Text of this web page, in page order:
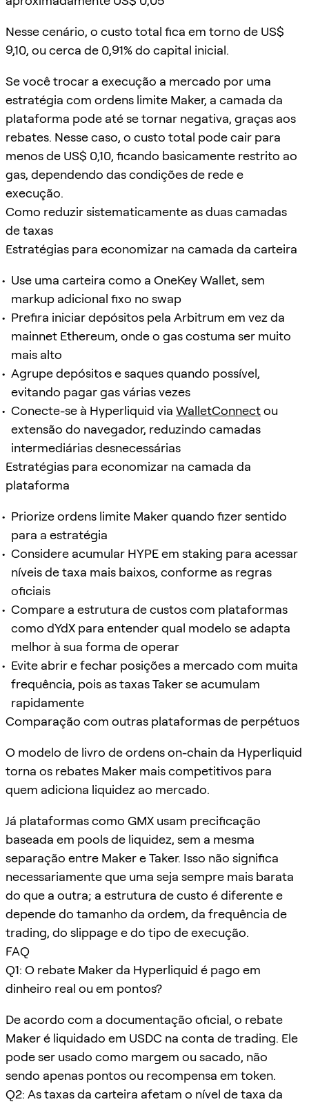
Nesse cenário, o custo total fica em torno de US$
9,10, ou cerca de 0,91% do capital inicial.
Se você trocar a execução a mercado por uma
estratégia com ordens limite Maker, a camada da
plataforma pode até se tornar negativa, graças aos
rebates. Nesse caso, o custo total pode cair para
menos de US$ 0,10, ficando basicamente restrito ao
gas, dependendo das condições de rede e
execução.
Como reduzir sistematicamente as duas camadas
de taxas
Estratégias para economizar na camada da carteira
Use uma carteira como a OneKey Wallet, sem
markup adicional fixo no swap
Prefira iniciar depósitos pela Arbitrum em vez da
mainnet Ethereum, onde o gas costuma ser muito
mais alto
Agrupe depósitos e saques quando possível,
evitando pagar gas várias vezes
Conecte-se à Hyperliquid via WalletConnectou
extensão do navegador, reduzindo camadas
intermediárias desnecessárias
Estratégias para economizar na camada da
plataforma
Priorize ordens limite Maker quando fizer sentido
para a estratégia
Considere acumular HYPE em staking para acessar
níveis de taxa mais baixos, conforme as regras
oficiais
Compare a estrutura de custos com plataformas
como dYdX para entender qual modelo se adapta
melhor à sua forma de operar
Evite abrir e fechar posições a mercado com muita
frequência, pois as taxas Taker se acumulam
rapidamente
Comparação com outras plataformas de perpétuos
O modelo de livro de ordens on-chain da Hyperliquid
torna os rebates Maker mais competitivos para
quem adiciona liquidez ao mercado.
Já plataformas como GMX usam precificação
baseada em pools de liquidez, sem a mesma
separação entre Maker e Taker. Isso não significa
necessariamente que uma seja sempre mais barata
do que a outra; a estrutura de custo é diferente e
depende do tamanho da ordem, da frequência de
trading, do slippage e do tipo de execução.
FAQ
Q1: O rebate Maker da Hyperliquid é pago em
dinheiro real ou em pontos?
De acordo com a documentação oficial, o rebate
Maker é liquidado em USDC na conta de trading. Ele
pode ser usado como margem ou sacado, não
sendo apenas pontos ou recompensa em token.
Q2: As taxas da carteira afetam o nível de taxa da